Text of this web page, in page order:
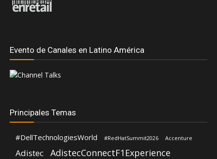
Evento de Canales en Latino América
Principales Temas
#DellTechnologiesWorld #RedHatSummit2026 Accenture
Adistec AdistecConnectF1Experience